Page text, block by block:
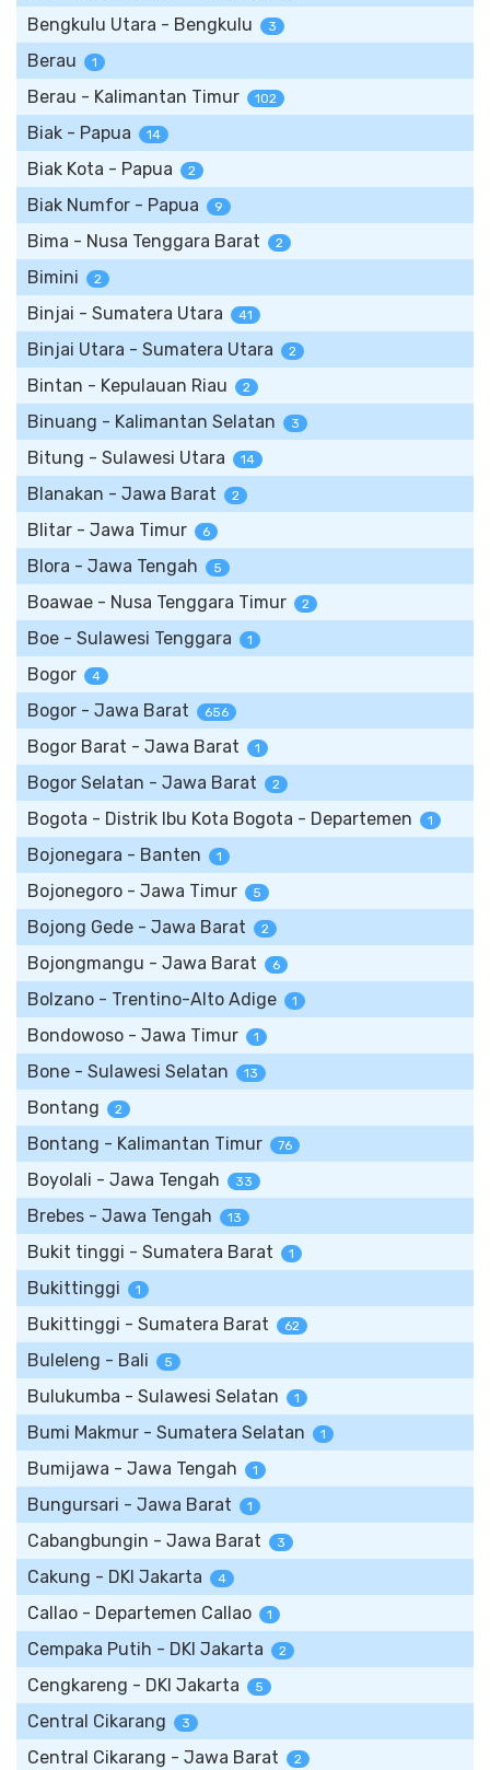
Bengkulu Utara - Bengkulu 3
Berau 1
Berau - Kalimantan Timur 102
Biak - Papua 14
Biak Kota - Papua 2
Biak Numfor - Papua 9
Bima - Nusa Tenggara Barat 2
Bimini 2
Binjai - Sumatera Utara 41
Binjai Utara - Sumatera Utara 2
Bintan - Kepulauan Riau 2
Binuang - Kalimantan Selatan 3
Bitung - Sulawesi Utara 14
Blanakan - Jawa Barat 2
Blitar - Jawa Timur 6
Blora - Jawa Tengah 5
Boawae - Nusa Tenggara Timur 2
Boe - Sulawesi Tenggara 1
Bogor 4
Bogor - Jawa Barat 656
Bogor Barat - Jawa Barat 1
Bogor Selatan - Jawa Barat 2
Bogota - Distrik Ibu Kota Bogota - Departemen 1
Bojonegara - Banten 1
Bojonegoro - Jawa Timur 5
Bojong Gede - Jawa Barat 2
Bojongmangu - Jawa Barat 6
Bolzano - Trentino-Alto Adige 1
Bondowoso - Jawa Timur 1
Bone - Sulawesi Selatan 13
Bontang 2
Bontang - Kalimantan Timur 76
Boyolali - Jawa Tengah 33
Brebes - Jawa Tengah 13
Bukit tinggi - Sumatera Barat 1
Bukittinggi 1
Bukittinggi - Sumatera Barat 62
Buleleng - Bali 5
Bulukumba - Sulawesi Selatan 1
Bumi Makmur - Sumatera Selatan 1
Bumijawa - Jawa Tengah 1
Bungursari - Jawa Barat 1
Cabangbungin - Jawa Barat 3
Cakung - DKI Jakarta 4
Callao - Departemen Callao 1
Cempaka Putih - DKI Jakarta 2
Cengkareng - DKI Jakarta 5
Central Cikarang 3
Central Cikarang - Jawa Barat 2